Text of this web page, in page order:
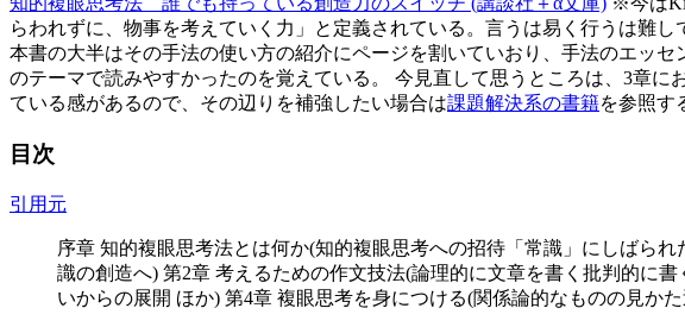
らわれずに、物事を考えていく力」と定義されている。言うは易く行うは難
本書の大半はその手法の使い方の紹介にページを割いていおり、手法のエッ
のテーマで読みやすかったのを覚えている。 今見直して思うところは、3章
ている感があるので、その辺りを補強したい場合は課題解決系の書籍を参照す
目次
引用元
序章 知的複眼思考法とは何か(知的複眼思考への招待「常識」にしばら
識の創造へ) 第2章 考えるための作文技法(論理的に文章を書く批判的に
いからの展開 ほか) 第4章 複眼思考を身につける(関係論的なものの見か